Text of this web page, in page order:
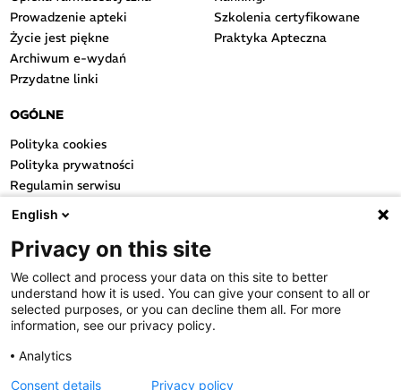
Prowadzenie apteki
Życie jest piękne
Archiwum e-wydań
Przydatne linki
Szkolenia certyfikowane
Praktyka Apteczna
OGÓLNE
Polityka cookies
Polityka prywatności
Regulamin serwisu
Regulamin konkursu
Farmacja Play
Regulamin konkursu Lakcid
Regulamin konkursu Acard
Regulamin konkursu Biotebal
Regulamin konkursu Asmenol
Kontakt
PRODUKTY POLPHARMY
English
Privacy on this site
We collect and process your data on this site to better
understand how it is used. You can give your consent to all or
selected purposes, or you can decline them all. For more
information, see our privacy policy.
Analytics
Consent details
Privacy policy